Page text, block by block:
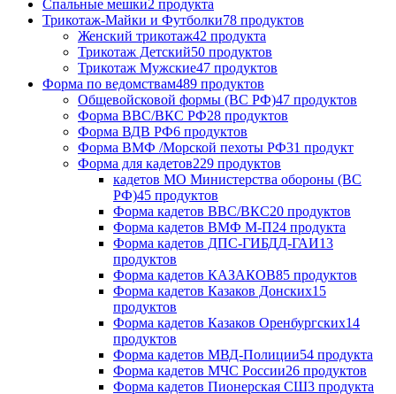
Спальные мешки2 продукта
Трикотаж-Майки и Футболки78 продуктов
Женский трикотаж42 продукта
Трикотаж Детский50 продуктов
Трикотаж Мужские47 продуктов
Форма по ведомствам489 продуктов
Общевойсковой формы (ВС РФ)47 продуктов
Форма ВВС/ВКС РФ28 продуктов
Форма ВДВ РФ6 продуктов
Форма ВМФ /Морской пехоты РФ31 продукт
Форма для кадетов229 продуктов
кадетов МО Министерства обороны (ВС
РФ)45 продуктов
Форма кадетов ВВС/ВКС20 продуктов
Форма кадетов ВМФ М-П24 продукта
Форма кадетов ДПС-ГИБДД-ГАИ13
продуктов
Форма кадетов КАЗАКОВ85 продуктов
Форма кадетов Казаков Донских15
продуктов
Форма кадетов Казаков Оренбургских14
продуктов
Форма кадетов МВД-Полиции54 продукта
Форма кадетов МЧС России26 продуктов
Форма кадетов Пионерская СШ3 продукта